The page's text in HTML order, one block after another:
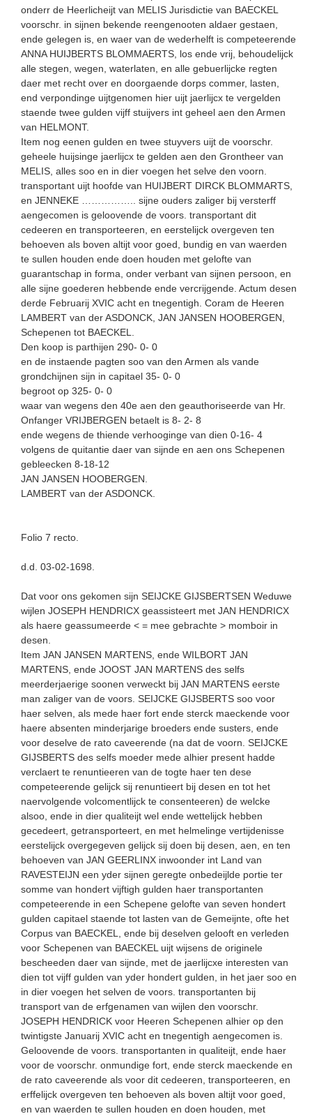
onderr de Heerlicheijt van MELIS Jurisdictie van BAECKEL
voorschr. in sijnen bekende reengenooten aldaer gestaen,
ende gelegen is, en waer van de wederhelft is competeerende
ANNA HUIJBERTS BLOMMAERTS, los ende vrij, behoudelijck
alle stegen, wegen, waterlaten, en alle gebuerlijcke regten
daer met recht over en doorgaende dorps commer, lasten,
end verpondinge uijtgenomen hier uijt jaerlijcx te vergelden
staende twee gulden vijff stuijvers int geheel aen den Armen
van HELMONT.
Item nog eenen gulden en twee stuyvers uijt de voorschr.
geheele huijsinge jaerlijcx te gelden aen den Grontheer van
MELIS, alles soo en in dier voegen het selve den voorn.
transportant uijt hoofde van HUIJBERT DIRCK BLOMMARTS,
en JENNEKE …………….. sijne ouders zaliger bij versterff
aengecomen is geloovende de voors. transportant dit
cedeeren en transporteeren, en eerstelijck overgeven ten
behoeven als boven altijt voor goed, bundig en van waerden
te sullen houden ende doen houden met gelofte van
guarantschap in forma, onder verbant van sijnen persoon, en
alle sijne goederen hebbende ende vercrijgende. Actum desen
derde Februarij XVIC acht en tnegentigh. Coram de Heeren
LAMBERT van der ASDONCK, JAN JANSEN HOOBERGEN,
Schepenen tot BAECKEL.
Den koop is parthijen 290- 0- 0
en de instaende pagten soo van den Armen als vande
grondchijnen sijn in capitael 35- 0- 0
begroot op 325- 0- 0
waar van wegens den 40e aen den geauthoriseerde van Hr.
Onfanger VRIJBERGEN betaelt is 8- 2- 8
ende wegens de thiende verhooginge van dien 0-16- 4
volgens de quitantie daer van sijnde en aen ons Schepenen
gebleecken 8-18-12
JAN JANSEN HOOBERGEN.
LAMBERT van der ASDONCK.
Folio 7 recto.
d.d. 03-02-1698.
Dat voor ons gekomen sijn SEIJCKE GIJSBERTSEN Weduwe
wijlen JOSEPH HENDRICX geassisteert met JAN HENDRICX
als haere geassumeerde < = mee gebrachte > momboir in
desen.
Item JAN JANSEN MARTENS, ende WILBORT JAN
MARTENS, ende JOOST JAN MARTENS des selfs
meerderjaerige soonen verweckt bij JAN MARTENS eerste
man zaliger van de voors. SEIJCKE GIJSBERTS soo voor
haer selven, als mede haer fort ende sterck maeckende voor
haere absenten minderjarige broeders ende susters, ende
voor deselve de rato caveerende (na dat de voorn. SEIJCKE
GIJSBERTS des selfs moeder mede alhier present hadde
verclaert te renuntieeren van de togte haer ten dese
competeerende gelijck sij renuntieert bij desen en tot het
naervolgende volcomentlijck te consenteeren) de welcke
alsoo, ende in dier qualiteijt wel ende wettelijck hebben
gecedeert, getransporteert, en met helmelinge vertijdenisse
eerstelijck overgegeven gelijck sij doen bij desen, aen, en ten
behoeven van JAN GEERLINX inwoonder int Land van
RAVESTEIJN een yder sijnen geregte onbedeijlde portie ter
somme van hondert vijftigh gulden haer transportanten
competeerende in een Schepene gelofte van seven hondert
gulden capitael staende tot lasten van de Gemeijnte, ofte het
Corpus van BAECKEL, ende bij deselven gelooft en verleden
voor Schepenen van BAECKEL uijt wijsens de originele
bescheeden daer van sijnde, met de jaerlijcxe interesten van
dien tot vijff gulden van yder hondert gulden, in het jaer soo en
in dier voegen het selven de voors. transportanten bij
transport van de erfgenamen van wijlen den voorschr.
JOSEPH HENDRICK voor Heeren Schepenen alhier op den
twintigste Januarij XVIC acht en tnegentigh aengecomen is.
Geloovende de voors. transportanten in qualiteijt, ende haer
voor de voorschr. onmundige fort, ende sterck maeckende en
de rato caveerende als voor dit cedeeren, transporteeren, en
erffelijck overgeven ten behoeven als boven altijt voor goed,
en van waerden te sullen houden en doen houden, met